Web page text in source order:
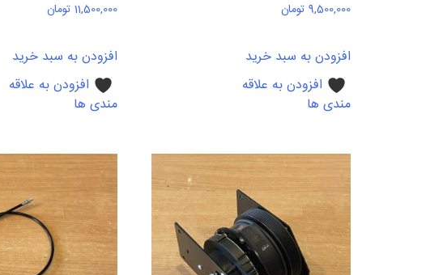
9,500,000 تومان
افزودن به سبد خرید
افزودن به علاقه
مندی ها
11,500,000 تومان
افزودن به سبد خرید
افزودن به علاقه
مندی ها